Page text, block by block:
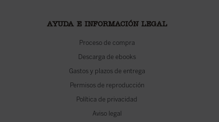
AYUDA E INFORMACIÓN LEGAL
Proceso de compra
Descarga de ebooks
Gastos y plazos de entrega
Permisos de reproducción
Política de privacidad
Aviso legal